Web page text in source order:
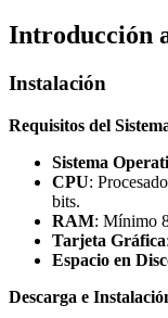
Introducción
Instalación
Requisitos del
Sistema
CPU:
bits.
RAM: Mínimo
Tarjeta Gráfica
Espacio en
Descarga e